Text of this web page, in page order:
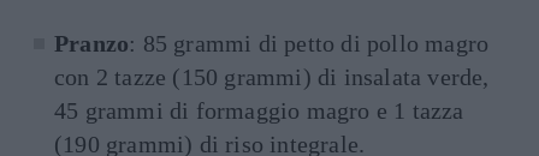
Pranzo: 85 grammi di petto di pollo magro
con 2 tazze (150 grammi) di insalata verde,
45 grammi di formaggio magro e 1 tazza
(190 grammi) di riso integrale.